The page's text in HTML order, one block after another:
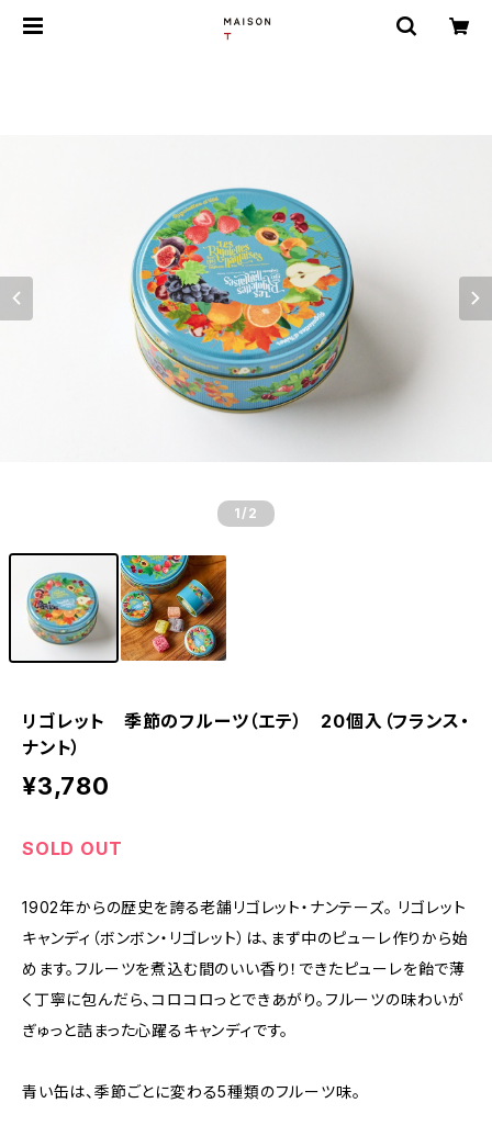
1 /2
リゴレット 季節のフルーツ（エテ） 20個入（フランス・
ナント）
¥3,780
SOLD OUT
1902年からの歴史を誇る老舗リゴレット・ナンテーズ。 リゴレット
キャンディ（ボンボン・リゴレット）は、まず中のピューレ作りから始
めます。フルーツを煮込む間のいい香り！できたピューレを飴で薄
く丁寧に包んだら、コロコロっとできあがり。フルーツの味わいが
ぎゅっと詰まった心躍るキャンディです。
青い缶は、季節ごとに変わる5種類のフルーツ味。